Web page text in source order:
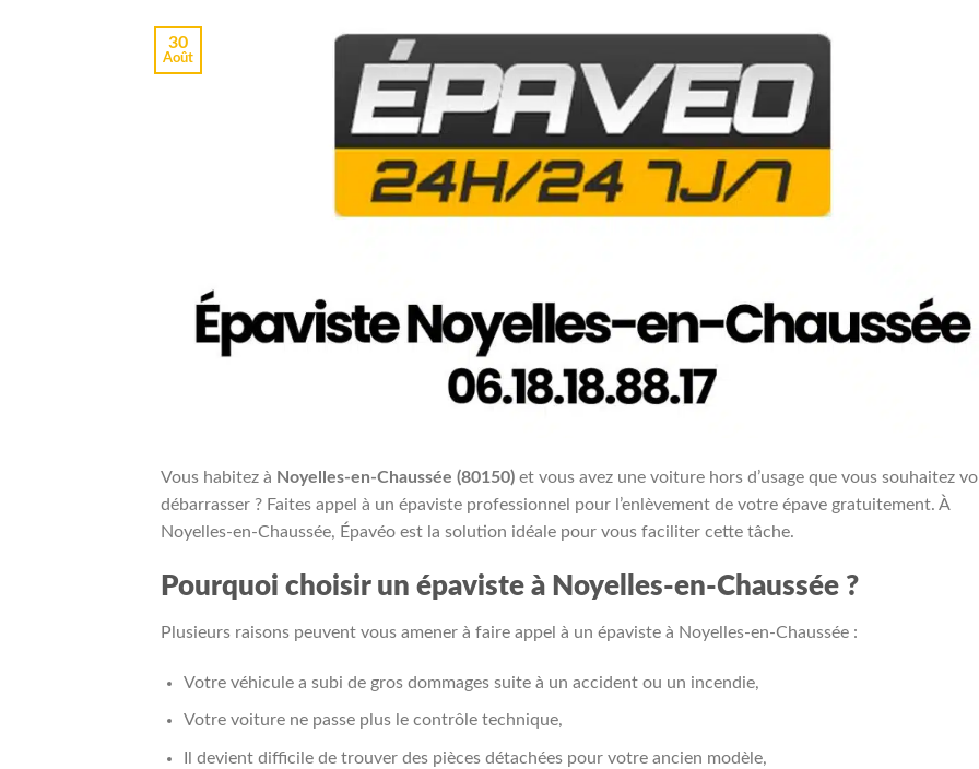
30
Août
Vous habitez à Noyelles-en-Chaussée (80150) et vous avez une voiture hors d’usage que vous souhaitez
débarrasser ? Faites appel à un épaviste professionnel pour l’enlèvement de votre épave gratuitement. À
Noyelles-en-Chaussée, Épavéo est la solution idéale pour vous faciliter cette tâche.
Pourquoi choisir un épaviste à Noyelles-en-Chaussée ?
Plusieurs raisons peuvent vous amener à faire appel à un épaviste à Noyelles-en-Chaussée :
Votre véhicule a subi de gros dommages suite à un accident ou un incendie,
Votre voiture ne passe plus le contrôle technique,
Il devient difficile de trouver des pièces détachées pour votre ancien modèle,